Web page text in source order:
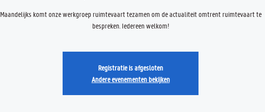
Maandelijks komt onze werkgroep ruimtevaart tezamen om de actualiteit omtrent ruimtevaart te
bespreken. Iedereen welkom!
Registratie is afgesloten
Andere evenementen bekijken